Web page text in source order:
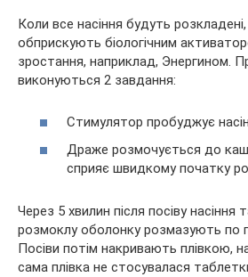
Коли все насіння будуть розкладені,
обприскують біологічним
зростання, наприклад, Энергином.
виконуються 2 завдання:
Стимулятор пробуджує
Драже розмочується до
сприяє швидкому початку
Через 5 хвилин після посіву насіння
розмоклу оболонку розмазують по
Посіви потім накривають плівкою,
сама плівка не стосувалася